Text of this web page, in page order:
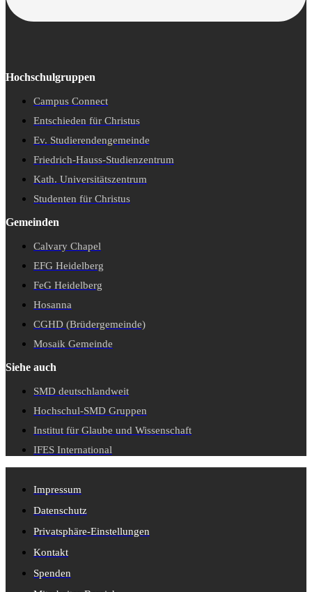
Hochschulgruppen
Campus Connect
Entschieden für Christus
Ev. Studierendengemeinde
Friedrich-Hauss-Studienzentrum
Kath. Universitätszentrum
Studenten für Christus
Gemeinden
Calvary Chapel
EFG Heidelberg
FeG Heidelberg
Hosanna
CGHD (Brüdergemeinde)
Mosaik Gemeinde
Siehe auch
SMD deutschlandweit
Hochschul-SMD Gruppen
Institut für Glaube und Wissenschaft
IFES International
Impressum
Datenschutz
Privatsphäre-Einstellungen
Kontakt
Spenden